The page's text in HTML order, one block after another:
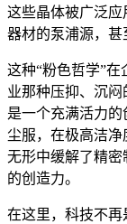
这些晶体被广泛
器材的泵浦源，甚
这种“粉色哲学”
业那种压抑、沉闷
是一个充满活力
尘服，在极高洁净
无形中缓解了精
的创造力。
在这里，科技不再